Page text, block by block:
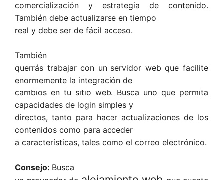
comercialización y estrategia de contenido.
También debe actualizarse en tiempo
real y debe ser de fácil acceso.
También
querrás trabajar con un servidor web que facilite
enormemente la integración de
cambios en tu sitio web. Busca uno que permita
capacidades de login simples y
directos, tanto para hacer actualizaciones de los
contenidos como para acceder
a características, tales como el correo electrónico.
Consejo: Busca